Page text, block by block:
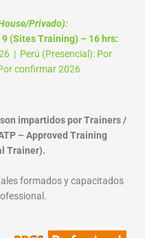
Privado):
(Sites Training) – 16 hrs:
| Perú (Presencial): Por
confirmar 2026
impartidos por Trainers /
– Approved Training
Trainer).
formados y capacitados